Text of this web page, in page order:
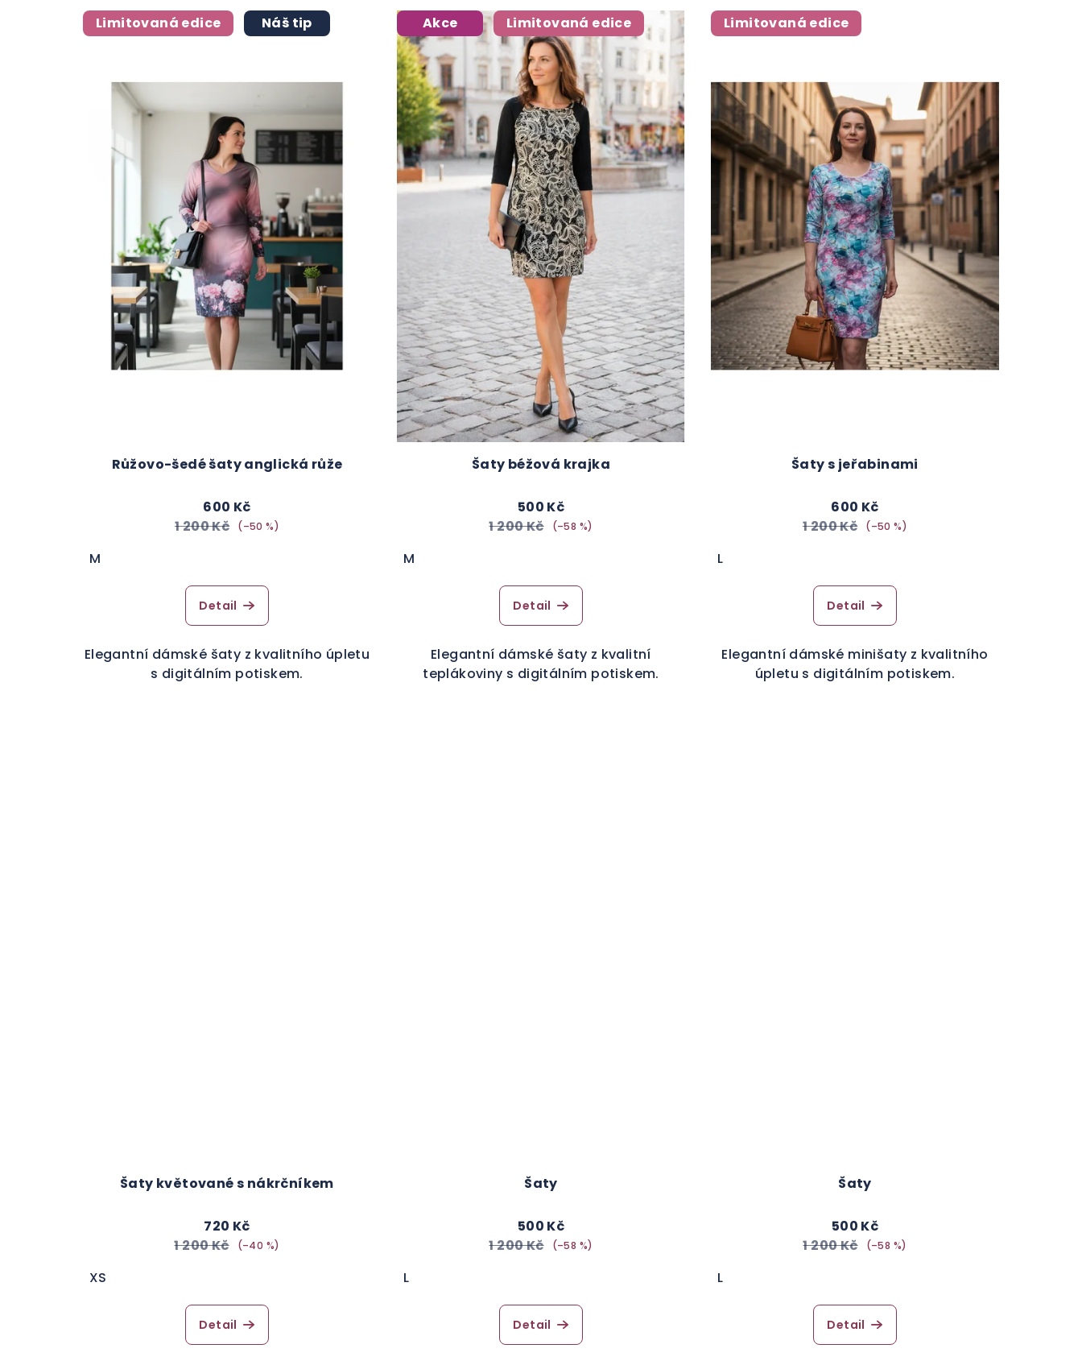
Limitovaná edice Náš tip
Růžovo-šedé šaty anglická růže
600 Kč
1 200 Kč
(–50 %)
M
Detail
Elegantní dámské šaty z kvalitního úpletu
s digitálním potiskem.
Akce Limitovaná edice
Šaty béžová krajka
500 Kč
1 200 Kč
(–58 %)
M
Detail
Elegantní dámské šaty z kvalitní
teplákoviny s digitálním potiskem.
Limitovaná edice
Šaty s jeřabinami
600 Kč
1 200 Kč
(–50 %)
L
Detail
Elegantní dámské minišaty z kvalitního
úpletu s digitálním potiskem.
Šaty květované s nákrčníkem
720 Kč
1 200 Kč
(–40 %)
XS
Detail
Šaty
500 Kč
1 200 Kč
(–58 %)
L
Detail
Šaty
500 Kč
1 200 Kč
(–58 %)
L
Detail